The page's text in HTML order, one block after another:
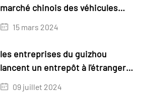
marché chinois des véhicules
électriques
15 mars 2024
les entreprises du guizhou
lancent un entrepôt à l'étranger
au kazakhstan
09 juillet 2024